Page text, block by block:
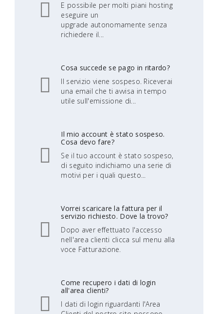
E possibile per molti piani hosting
eseguire un
upgrade autonomamente senza
richiedere il...
Cosa succede se pago in ritardo?
Il servizio viene sospeso. Riceverai
una email che ti avvisa in tempo
utile sull'emissione di...
Il mio account è stato sospeso.
Cosa devo fare?
Se il tuo account è stato sospeso,
di seguito indichiamo una serie di
motivi per i quali questo...
Vorrei scaricare la fattura per il
servizio richiesto. Dove la trovo?
Dopo aver effettuato l'accesso
nell'area clienti clicca sul menu alla
voce Fatturazione.
Come recupero i dati di login
all'area clienti?
I dati di login riguardanti l'Area